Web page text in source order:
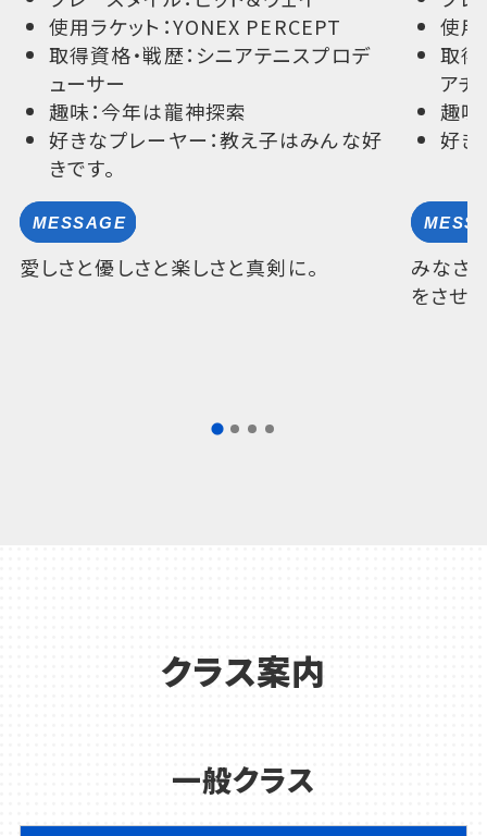
使用ラケット：YONEX PERCEPT
取得資格・戦歴：シニアテニスプロデ
ューサー
趣味：今年は龍神探索
好きなプレーヤー：教え子はみんな好
きです。
愛しさと優しさと楽しさと真剣に。
使用
取得
アチ
趣味
好き
みなさ
をさせ
クラス案内
一般クラス